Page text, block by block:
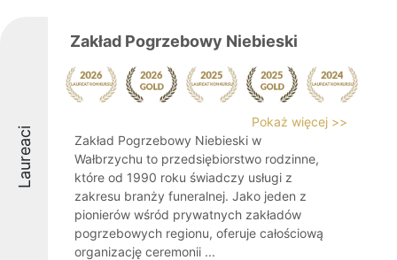
Laureaci
Zakład Pogrzebowy Niebieski
Pokaż więcej >>
Zakład Pogrzebowy Niebieski w
Wałbrzychu to przedsiębiorstwo rodzinne,
które od 1990 roku świadczy usługi z
zakresu branży funeralnej. Jako jeden z
pionierów wśród prywatnych zakładów
pogrzebowych regionu, oferuje całościową
organizację ceremonii ...